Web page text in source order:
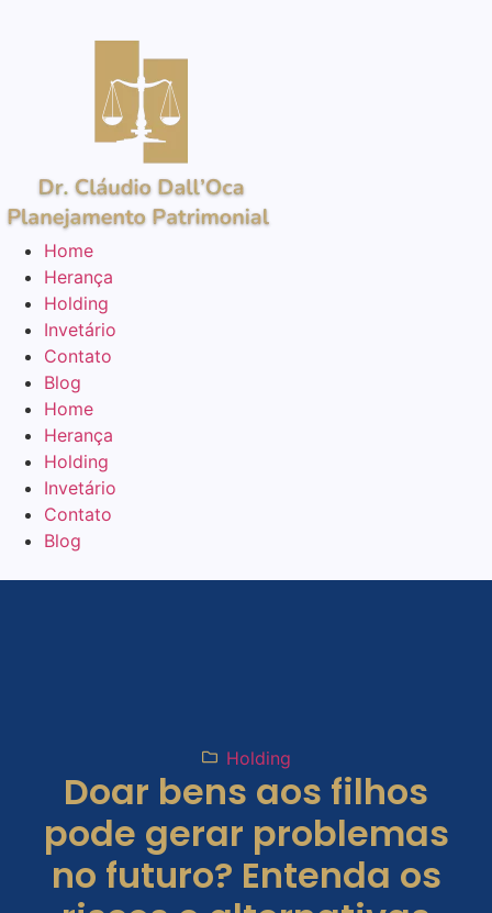
Home
Herança
Holding
Invetário
Contato
Blog
Home
Herança
Holding
Invetário
Contato
Blog
Holding
Doar bens aos filhos
pode gerar problemas
no futuro? Entenda os